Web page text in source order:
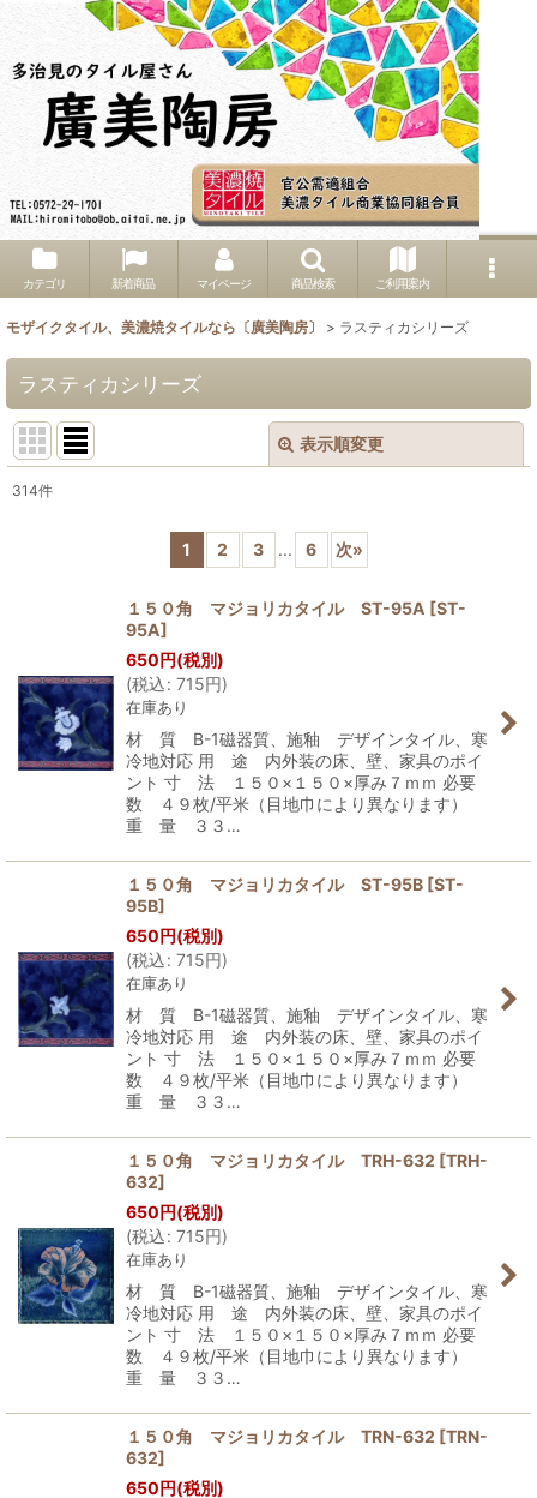
カテゴリ 新着商品 マイページ 商品検索 ご利用案内
モザイクタイル、美濃焼タイルなら〔廣美陶房〕 > ラスティカシリーズ
ラスティカシリーズ
表示順変更
314件
1 2 3 ... 6 次»
１５０角 マジョリカタイル ST-95A [ST-
95A]
650円(税別)
(税込: 715円)
在庫あり
材 質 B-1磁器質、施釉 デザインタイル、寒
冷地対応 用 途 内外装の床、壁、家具のポイ
ント 寸 法 １５０×１５０×厚み７ｍｍ 必要
数 ４９枚/平米（目地巾により異なります）
重 量 ３３…
１５０角 マジョリカタイル ST-95B [ST-
95B]
650円(税別)
(税込: 715円)
在庫あり
材 質 B-1磁器質、施釉 デザインタイル、寒
冷地対応 用 途 内外装の床、壁、家具のポイ
ント 寸 法 １５０×１５０×厚み７ｍｍ 必要
数 ４９枚/平米（目地巾により異なります）
重 量 ３３…
１５０角 マジョリカタイル TRH-632 [TRH-
632]
650円(税別)
(税込: 715円)
在庫あり
材 質 B-1磁器質、施釉 デザインタイル、寒
冷地対応 用 途 内外装の床、壁、家具のポイ
ント 寸 法 １５０×１５０×厚み７ｍｍ 必要
数 ４９枚/平米（目地巾により異なります）
重 量 ３３…
１５０角 マジョリカタイル TRN-632 [TRN-
632]
650円(税別)